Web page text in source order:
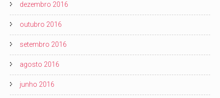
dezembro 2016
outubro 2016
setembro 2016
agosto 2016
junho 2016